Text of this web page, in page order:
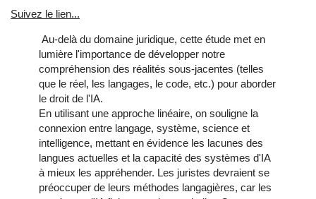
Suivez le lien...
Au-delà du domaine juridique, cette étude met en
lumière l'importance de développer notre
compréhension des réalités sous-jacentes (telles
que le réel, les langages, le code, etc.) pour aborder
le droit de l'IA.
En utilisant une approche linéaire, on souligne la
connexion entre langage, système, science et
intelligence, mettant en évidence les lacunes des
langues actuelles et la capacité des systèmes d'IA
à mieux les appréhender. Les juristes devraient se
préoccuper de leurs méthodes langagières, car les